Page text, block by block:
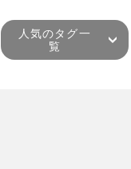
人気のタグ一
覧